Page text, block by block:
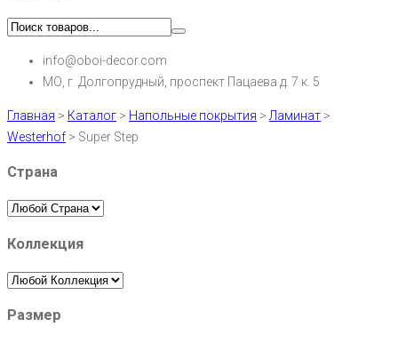
info@oboi-decor.com
МО, г. Долгопрудный, проспект Пацаева д. 7 к. 5
Главная > Каталог > Напольные покрытия > Ламинат >
Westerhof > Super Step
Страна
Коллекция
Размер